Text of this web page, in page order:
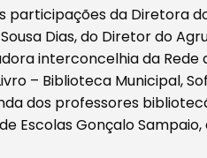
participações da Diretora
Dias, do Diretor do
interconcelhia da Rede
– Biblioteca Municipal,
dos professores
Escolas Gonçalo